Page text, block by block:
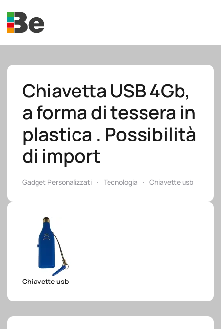
Skip to main content
Chiavetta USB 4Gb,
a forma di tessera in
plastica . Possibilità
di import
Gadget Personalizzati Tecnologia Chiavette usb
Chiavette usb